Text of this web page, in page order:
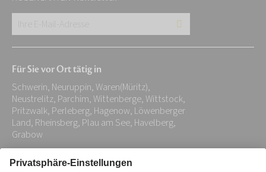
Adresse:
*
Für Sie vor Ort tätig in
Schwerin, Neuruppin, Waren(Müritz),
Neustrelitz, Parchim, Wittenberge, Wittstock,
Pritzwalk, Perleberg, Hagenow, Löwenberger
Land, Rheinsberg, Plau am See, Havelberg,
Grabow